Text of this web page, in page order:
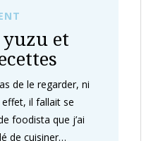
et
de le regarder, ni
il fallait se
foodista que j’ai
de cuisiner…